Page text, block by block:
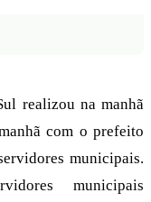
realizou na manhã
com o prefeito
municipais.
municipais